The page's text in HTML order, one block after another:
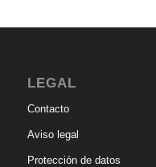
LEGAL
Contacto
Aviso legal
Protección de datos